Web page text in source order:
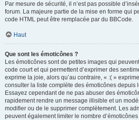
Par mesure de sécurité, il n’est pas possible
forum. La majeure partie de la mise en forme qui
code HTML peut être remplacée par du BBCode.
Haut
Que sont les émoticônes ?
Les émoticônes sont de petites images qui
code court et qui permettent d’exprimer des
exprime la joie, alors qu’au contraire, « :( »
consulter la liste complète des émoticônes depuis
Essayez cependant de ne pas abuser des
rapidement rendre un message illisible et un
modifier ou de le supprimer complètement. Les
peuvent également limiter le nombre